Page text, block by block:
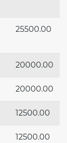
25500.00
20000.00
20000.00
12500.00
12500.00